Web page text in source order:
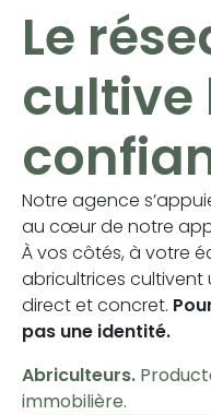
Le
cultive
Notre agence
au cœur de notre
À vos côtés, à votre
abricultrices
direct et concret.
pas une identité.
Abriculteurs.
immobilière.